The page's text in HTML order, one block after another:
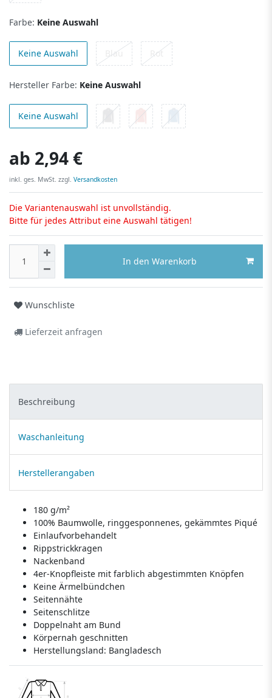
Farbe: Keine Auswahl
Keine Auswahl Blau Rot
Hersteller Farbe: Keine Auswahl
Keine Auswahl
ab 2,94 €
inkl. ges. MwSt. zzgl. Versandkosten
Die Variantenauswahl ist unvollständig.
Bitte für jedes Attribut eine Auswahl tätigen!
In den Warenkorb
Wunschliste
Lieferzeit anfragen
Beschreibung
Waschanleitung
Herstellerangaben
180 g/m²
100% Baumwolle, ringgesponnenes, gekämmtes Piqué
Einlaufvorbehandelt
Rippstrickkragen
Nackenband
4er-Knopfleiste mit farblich abgestimmten Knöpfen
Keine Ärmelbündchen
Seitennähte
Seitenschlitze
Doppelnaht am Bund
Körpernah geschnitten
Herstellungsland: Bangladesch